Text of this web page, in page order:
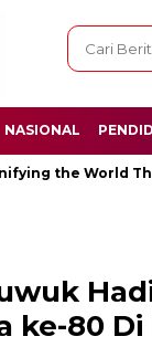
NASIONAL
World Through
ke-80